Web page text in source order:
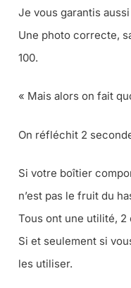
Je vous garantis
Une photo correcte,
100.
« Mais alors on fait
On réfléchit 2
Si votre boîtier
n’est pas le fruit du
Tous ont une utilité, 2
Si et seulement si
les utiliser.